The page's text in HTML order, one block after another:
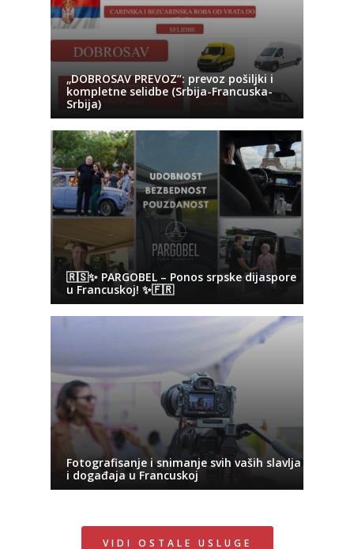
„DOBROSAV PREVOZ“: prevoz pošiljki i
kompletne selidbe (Srbija-Francuska-
Srbija)
🇷🇸✨ PARGOBEL – Ponos srpske dijaspore
u Francuskoj! ✨🇫🇷
Fotografisanje i snimanje svih vaših slavlja
i događaja u Francuskoj
VIDI OSTALE USLUGE